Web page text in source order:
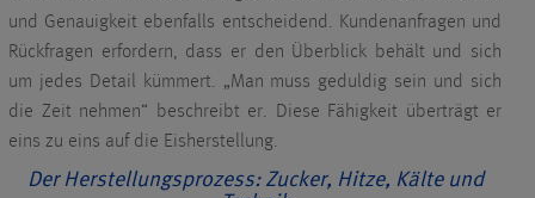
und Genauigkeit ebenfalls entscheidend. Kundenanfragen und
Rückfragen erfordern, dass er den Überblick behält und sich
um jedes Detail kümmert. „Man muss geduldig sein und sich
die Zeit nehmen“ beschreibt er. Diese Fähigkeit überträgt er
eins zu eins auf die Eisherstellung.
Der Herstellungsprozess: Zucker, Hitze, Kälte und